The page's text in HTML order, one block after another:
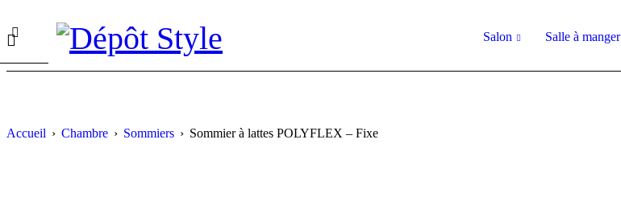
Salon Salle à manger
Accueil › Chambre › Sommiers › Sommier à lattes POLYFLEX – Fixe